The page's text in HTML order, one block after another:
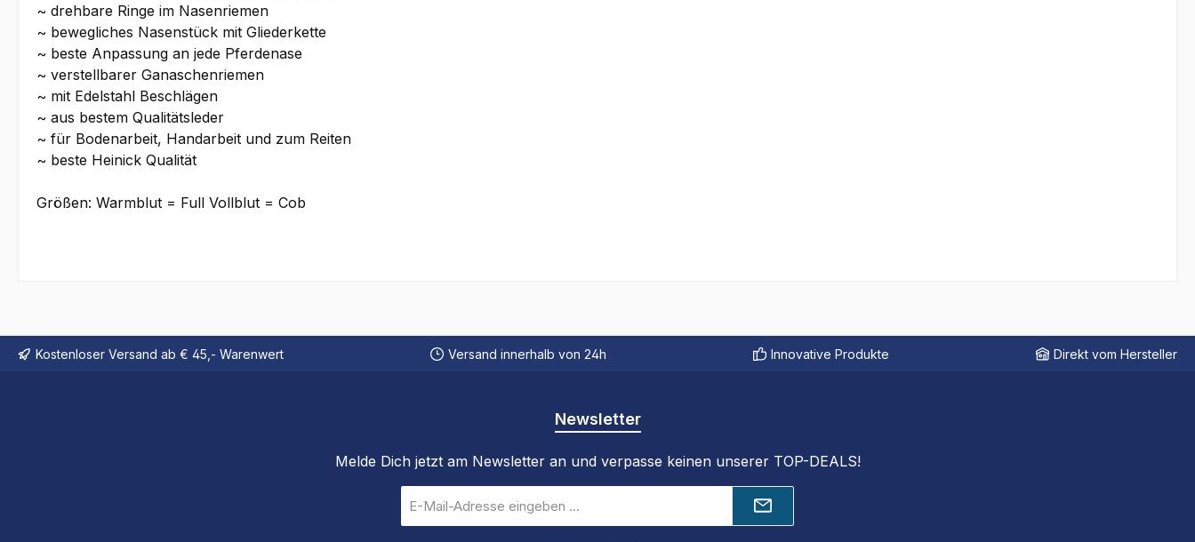
~ drehbare Ringe im Nasenriemen
~ bewegliches Nasenstück mit Gliederkette
~ beste Anpassung an jede Pferdenase
~ verstellbarer Ganaschenriemen
~ mit Edelstahl Beschlägen
~ aus bestem Qualitätsleder
~ für Bodenarbeit, Handarbeit und zum Reiten
~ beste Heinick Qualität
Größen: Warmblut = Full Vollblut = Cob
Kostenloser Versand ab € 45,- Warenwert Versand innerhalb von 24h Innovative Produkte Direkt vom Hersteller
Newsletter
Melde Dich jetzt am Newsletter an und verpasse keinen unserer TOP-DEALS!
Mail-